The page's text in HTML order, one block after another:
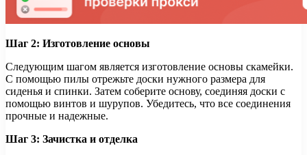
Шаг 2: Изготовление основы
Следующим шагом является изготовление основы скамейки.
С помощью пилы отрежьте доски нужного размера для
сиденья и спинки. Затем соберите основу, соединяя доски с
помощью винтов и шурупов. Убедитесь, что все соединения
прочные и надежные.
Шаг 3: Зачистка и отделка